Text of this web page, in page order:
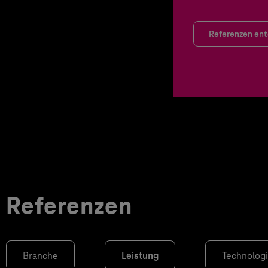
Referenzen
Referenzen
Branche Leistung